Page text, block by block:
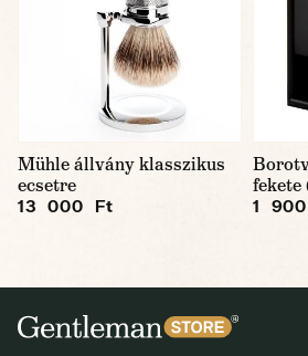
Mühle állvány klasszikus
ecsetre
13 000 Ft
fekete
1